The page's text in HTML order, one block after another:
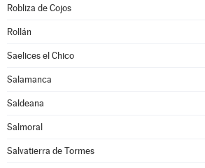
Robliza de Cojos
Rollán
Saelices el Chico
Salamanca
Saldeana
Salmoral
Salvatierra de Tormes